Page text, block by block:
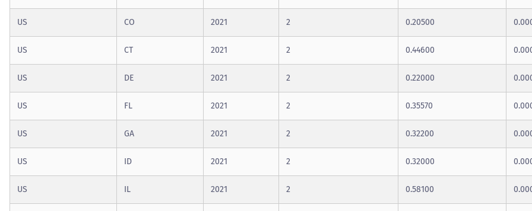
US CO 2021 2 0.20500
US CT 2021 2 0.44600
US DE 2021 2 0.22000
US FL 2021 2 0.35570
US GA 2021 2 0.32200
US ID 2021 2 0.32000
US IL 2021 2 0.58100